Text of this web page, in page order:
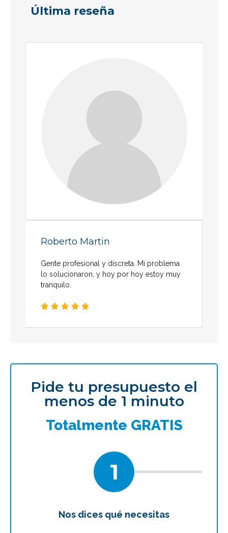
Última reseña
Roberto Martin
Gente profesional y discreta. Mi problema
lo solucionaron, y hoy por hoy estoy muy
tranquilo.
    
Pide tu presupuesto el
menos de 1 minuto
Totalmente GRATIS
1
Nos dices qué necesitas